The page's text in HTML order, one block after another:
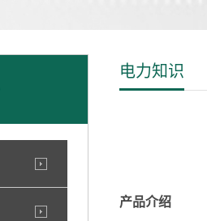
电力知识
产品介绍